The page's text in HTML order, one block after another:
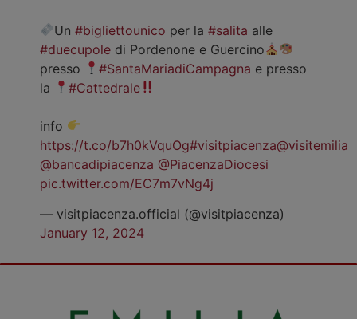
Un#bigliettounico per la#salita alle
#duecupole di Pordenone e Guercino
presso
#SantaMariadiCampagna e presso
la
#Cattedrale
info
https://t.co/b7h0kVquOg#visitpiacenza@visitemilia
@bancadipiacenza @PiacenzaDiocesi
pic.twitter.com/EC7m7vNg4j
— visitpiacenza.official (@visitpiacenza)
January 12, 2024